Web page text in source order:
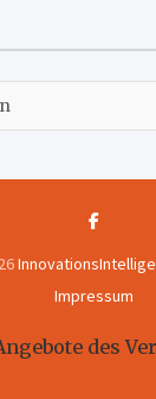
Impressum
des